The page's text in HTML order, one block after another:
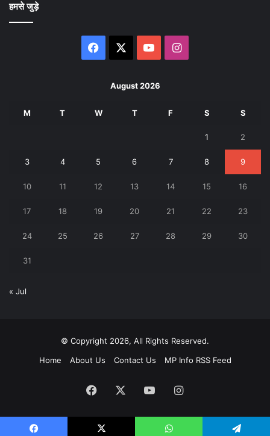
हमसे जुड़े
Facebook YouTubeInstagram
August 2026
M T W T F S S
1 2
3 4 5 6 7 8 9
10 11 12 13 14 15 16
17 18 19 20 21 22 23
24 25 26 27 28 29 30
31
« Jul
© Copyright 2026, All Rights Reserved.
Home
About Us Contact Us MP Info RSS Feed
Facebook YouTubeInstagram